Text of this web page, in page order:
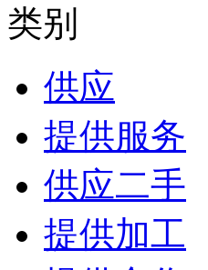
类别
供应
提供服务
供应二手
提供加工